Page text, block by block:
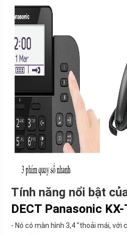
Tính năng nổi bật
DECT Panasonic
- Nó có màn hình 3,4 "thoải mái, với